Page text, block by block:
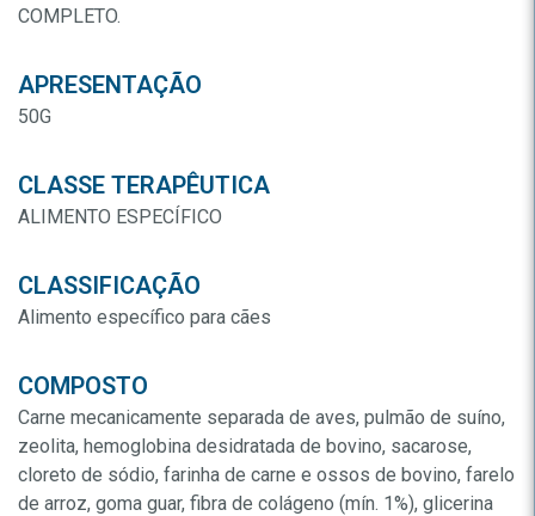
COMPLETO.
APRESENTAÇÃO
50G
CLASSE TERAPÊUTICA
ALIMENTO ESPECÍFICO
CLASSIFICAÇÃO
Alimento específico para cães
COMPOSTO
Carne mecanicamente separada de aves, pulmão de suíno,
zeolita, hemoglobina desidratada de bovino, sacarose,
cloreto de sódio, farinha de carne e ossos de bovino, farelo
de arroz, goma guar, fibra de colágeno (mín. 1%), glicerina